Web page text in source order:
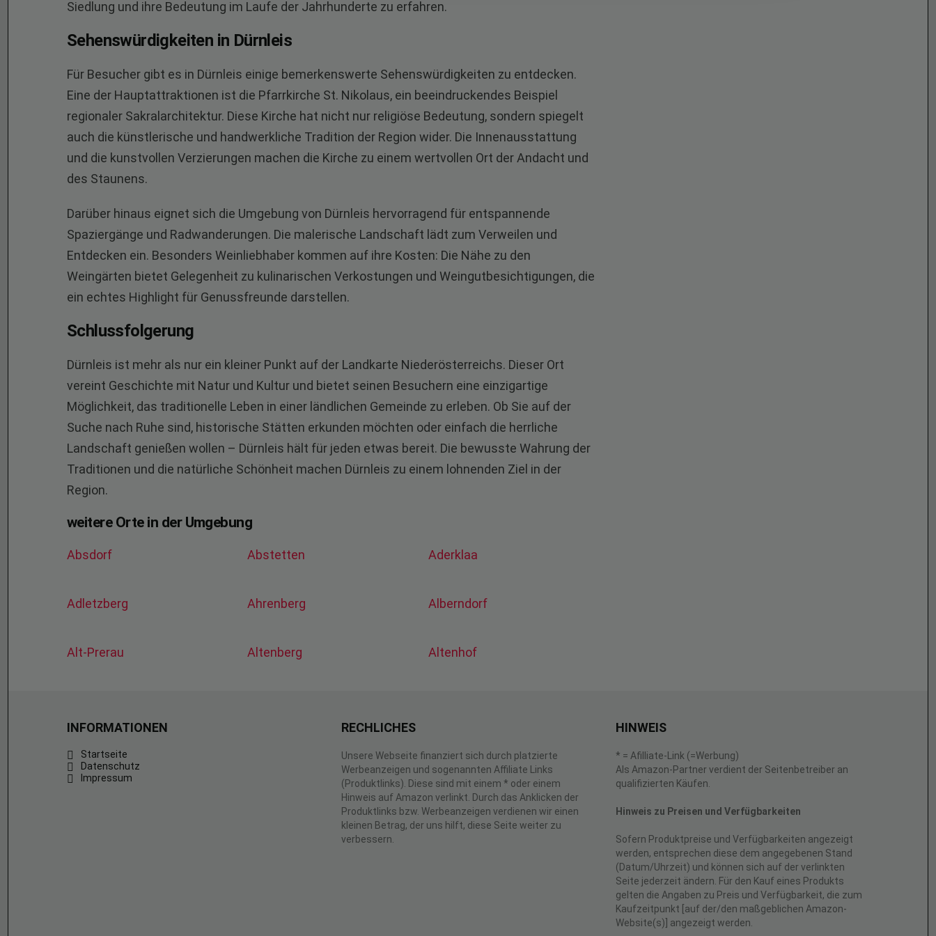
Siedlung und ihre Bedeutung im Laufe der Jahrhunderte zu erfahren.
Sehenswürdigkeiten in Dürnleis
Für Besucher gibt es in Dürnleis einige bemerkenswerte Sehenswürdigkeiten zu entdecken.
Eine der Hauptattraktionen ist die Pfarrkirche St. Nikolaus, ein beeindruckendes Beispiel
regionaler Sakralarchitektur. Diese Kirche hat nicht nur religiöse Bedeutung, sondern spiegelt
auch die künstlerische und handwerkliche Tradition der Region wider. Die Innenausstattung
und die kunstvollen Verzierungen machen die Kirche zu einem wertvollen Ort der Andacht und
des Staunens.
Darüber hinaus eignet sich die Umgebung von Dürnleis hervorragend für entspannende
Spaziergänge und Radwanderungen. Die malerische Landschaft lädt zum Verweilen und
Entdecken ein. Besonders Weinliebhaber kommen auf ihre Kosten: Die Nähe zu den
Weingärten bietet Gelegenheit zu kulinarischen Verkostungen und Weingutbesichtigungen, die
ein echtes Highlight für Genussfreunde darstellen.
Schlussfolgerung
Dürnleis ist mehr als nur ein kleiner Punkt auf der Landkarte Niederösterreichs. Dieser Ort
vereint Geschichte mit Natur und Kultur und bietet seinen Besuchern eine einzigartige
Möglichkeit, das traditionelle Leben in einer ländlichen Gemeinde zu erleben. Ob Sie auf der
Suche nach Ruhe sind, historische Stätten erkunden möchten oder einfach die herrliche
Landschaft genießen wollen – Dürnleis hält für jeden etwas bereit. Die bewusste Wahrung der
Traditionen und die natürliche Schönheit machen Dürnleis zu einem lohnenden Ziel in der
Region.
weitere Orte in der Umgebung
Absdorf Abstetten Aderklaa
Adletzberg Ahrenberg Alberndorf
Alt-Prerau Altenberg Altenhof
INFORMATIONEN
Startseite
Datenschutz
Impressum
RECHLICHES
Unsere Webseite finanziert sich durch platzierte
Werbeanzeigen und sogenannten Affiliate Links
(Produktlinks). Diese sind mit einem * oder einem
Hinweis auf Amazon verlinkt. Durch das Anklicken der
Produktlinks bzw. Werbeanzeigen verdienen wir einen
kleinen Betrag, der uns hilft, diese Seite weiter zu
verbessern.
HINWEIS
* = Afilliate-Link (=Werbung)
Als Amazon-Partner verdient der Seitenbetreiber an
qualifizierten Käufen.
Hinweis zu Preisen und Verfügbarkeiten
Sofern Produktpreise und Verfügbarkeiten angezeigt
werden, entsprechen diese dem angegebenen Stand
(Datum/Uhrzeit) und können sich auf der verlinkten
Seite jederzeit ändern. Für den Kauf eines Produkts
gelten die Angaben zu Preis und Verfügbarkeit, die zum
Kaufzeitpunkt [auf der/den maßgeblichen Amazon-
Website(s)] angezeigt werden.